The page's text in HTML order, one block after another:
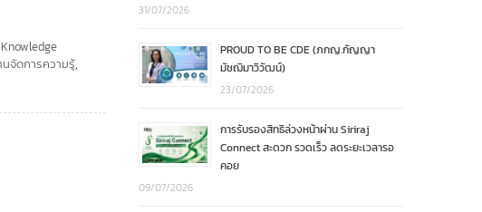
Knowledge
นจัดการความรู้,
31/07/2026
PROUD TO BE CDE (ภกญ.กัญญา
มัชฌิมาวิวัฒน์)
23/07/2026
การรับรองสิทธิล่วงหน้าผ่าน Siriraj
Connect สะดวก รวดเร็ว ลดระยะเวลารอ
คอย
09/07/2026